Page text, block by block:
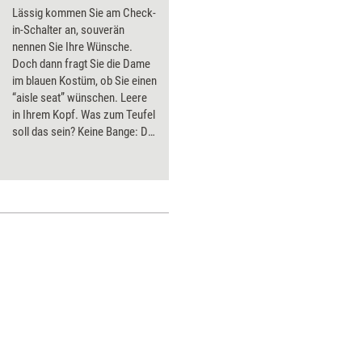
Lässig kommen Sie am Check-
in-Schalter an, souverän
nennen Sie Ihre Wünsche.
Doch dann fragt Sie die Dame
im blauen Kostüm, ob Sie einen
“aisle seat” wünschen. Leere
in Ihrem Kopf. Was zum Teufel
soll das sein? Keine Bange: Die
werden Sie bald im Gepäck